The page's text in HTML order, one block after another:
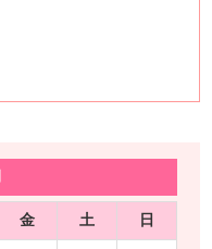
金 土 日